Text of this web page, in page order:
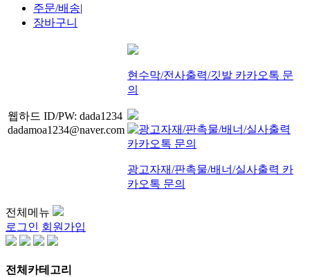
주문/배송|
장바구니
웹하드 ID/PW: dada1234
dadamoa1234@naver.com
현수막/전사출력/깃발 카카오톡 문
의
광고자재/판촉물/배너/실사출력 카
카오톡 문의
전체메뉴
로그인 회원가입
전체카테고리